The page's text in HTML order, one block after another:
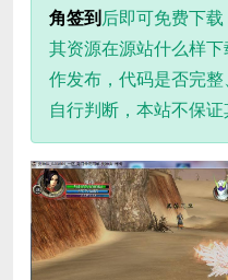
角签到后即可免费下载
其资源在源站什么样
作发布，代码是否完
自行判断，本站不保证